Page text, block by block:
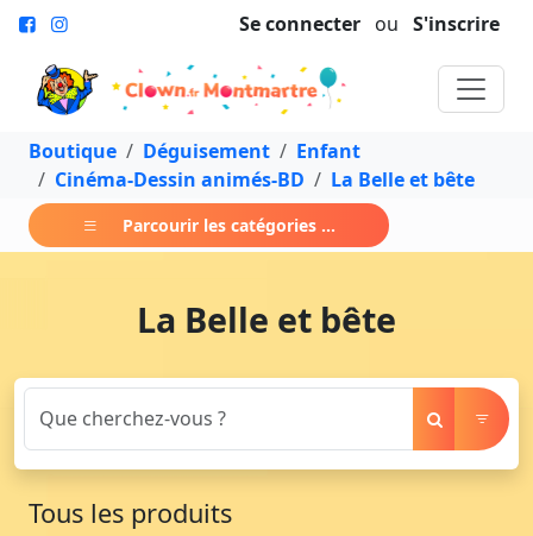
Se connecter ou S'inscrire
Boutique Déguisement
Enfant
Cinéma-Dessin animés-BD
La Belle et bête
Parcourir les catégories ...
La Belle et bête
Tous les produits